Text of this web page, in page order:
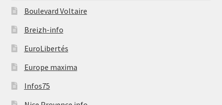
Boulevard Voltaire
Breizh-info
EuroLibertés
Europe maxima
Infos75